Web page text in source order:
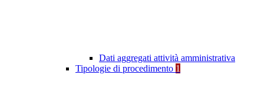
Dati aggregati attività amministrativa
Tipologie di procedimento 1